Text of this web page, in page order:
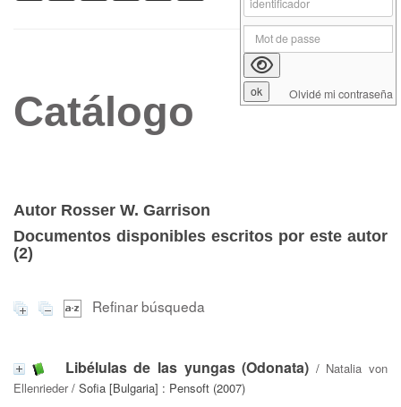
Catálogo
Autor Rosser W. Garrison
Documentos disponibles escritos por este autor
(2)
Refinar búsqueda
Libélulas de las yungas (Odonata) / Natalia von
Ellenrieder/ Sofia [Bulgaria] : Pensoft (2007)
Olvidé mi contraseña